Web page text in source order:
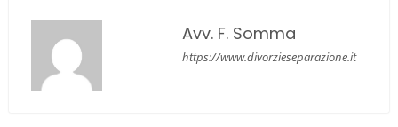
Avv. F. Somma
https://www.divorzieseparazione.it